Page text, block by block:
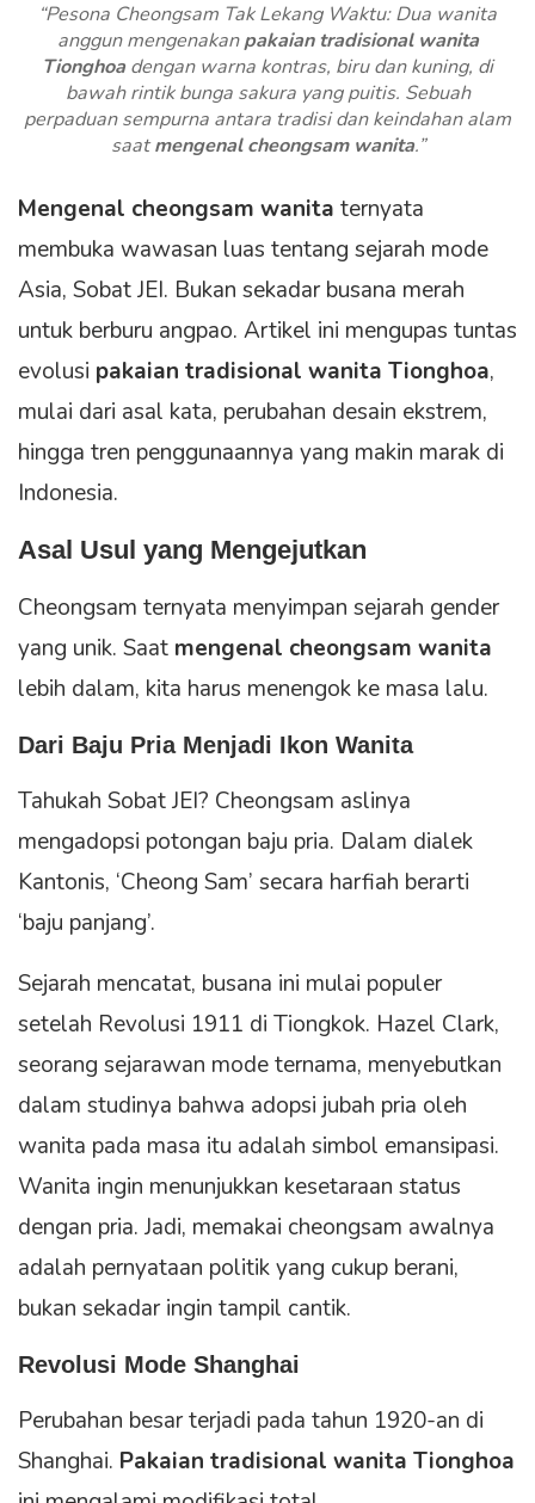
“Pesona Cheongsam Tak Lekang Waktu: Dua wanita
anggun mengenakanpakaian tradisional wanita
Tionghoa dengan warna kontras, biru dan kuning, di
bawah rintik bunga sakura yang puitis. Sebuah
perpaduan sempurna antara tradisi dan keindahan alam
saatmengenal cheongsam wanita.”
Mengenal cheongsam wanita ternyata
membuka wawasan luas tentang sejarah mode
Asia, Sobat JEI. Bukan sekadar busana merah
untuk berburu angpao. Artikel ini mengupas tuntas
evolusi pakaian tradisional wanita Tionghoa,
mulai dari asal kata, perubahan desain ekstrem,
hingga tren penggunaannya yang makin marak di
Indonesia.
Asal Usul yang Mengejutkan
Cheongsam ternyata menyimpan sejarah gender
yang unik. Saat mengenal cheongsam wanita
lebih dalam, kita harus menengok ke masa lalu.
Dari Baju Pria Menjadi Ikon Wanita
Tahukah Sobat JEI? Cheongsam aslinya
mengadopsi potongan baju pria. Dalam dialek
Kantonis, ‘Cheong Sam’ secara harfiah berarti
‘baju panjang’.
Sejarah mencatat, busana ini mulai populer
setelah Revolusi 1911 di Tiongkok. Hazel Clark,
seorang sejarawan mode ternama, menyebutkan
dalam studinya bahwa adopsi jubah pria oleh
wanita pada masa itu adalah simbol emansipasi.
Wanita ingin menunjukkan kesetaraan status
dengan pria. Jadi, memakai cheongsam awalnya
adalah pernyataan politik yang cukup berani,
bukan sekadar ingin tampil cantik.
Revolusi Mode Shanghai
Perubahan besar terjadi pada tahun 1920-an di
Shanghai. Pakaian tradisional wanita Tionghoa